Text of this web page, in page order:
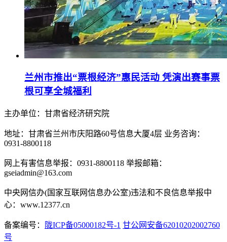
兰州市推出“票根经济”惠民活动 凭演出赛事票
根可享全城福利
主办单位：甘肃省经济研究院
地址：甘肃省兰州市庆阳路60号信息大厦4层 业务咨询：
0931-8800118
网上有害信息举报：0931-8800118 举报邮箱：
gseiadmin@163.com
中央网信办(国家互联网信息办公室)违法和不良信息举报中
心：www.12377.cn
备案编号： 陇ICP备05000182号-1 甘公网安备62010202002760
号